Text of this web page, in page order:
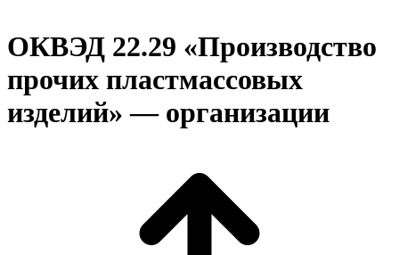
ОКВЭД 22.29 «Производство
прочих пластмассовых
изделий» — организации